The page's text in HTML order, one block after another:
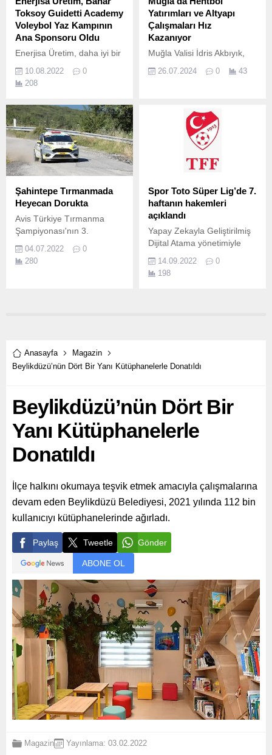
Toksoy Guidetti Academy
Voleybol Yaz Kampının
Ana Sponsoru Oldu
Enerjisa Üretim, daha iyi bir
çevreye katkısını artırmak
amacıyla farklı alanlarda
sürdürüyor.
10.08.2022
0
208
Yatırımları ve Altyapı
Çalışmaları Hız
Kazanıyor
Muğla Valisi İdris Akbıyık,
Başkanı Ahmet Aras, Muğla
Köyceğiz Belediye Başkanı
Ali Erdoğan ve Köyceğiz
Spor İlçe Müdürü Mehmet
Kaleli ile yapılan
görüşmelerde, hentbola
gelecekteki projeler masaya
yatırıldı.
26.07.2024 0 43
Şahintepe Tırmanmada
Heyecan Dorukta
Avis Türkiye Tırmanma
Şampiyonası'nın 3.
04.07.2022
0
280
Spor Toto Süper Lig’de 7.
haftanın hakemleri
açıklandı
Yapay Zekayla Geliştirilmiş
Dijital Atama yönetimiyle
14.09.2022
0
198
Anasayfa
Magazin
Beylikdüzü’nün Dört Bir Yanı Kütüphanelerle Donatıldı
Beylikdüzü’nün Dört Bir
Yanı Kütüphanelerle
Donatıldı
İlçe halkını okumaya teşvik etmek amacıyla çalışmalarına
devam eden Beylikdüzü Belediyesi, 2021 yılında 112 bin
kullanıcıyı kütüphanelerinde ağırladı.
Paylaş Tweetle Gönder
ABONE OL
Magazin Yayınlama: 03.02.2022